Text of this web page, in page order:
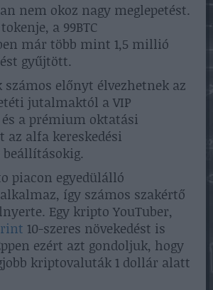
nem okoz nagy meglepetést.
a 99BTC
már több mint 1,5 millió
gyűjtött.
előnyt élvezhetnek az
jutalmaktól a VIP
a prémium oktatási
alfa kereskedési
piacon egyedülálló
így számos szakértő
Egy kripto YouTuber,
10-szeres növekedést is
ezért azt gondoljuk, hogy
kriptovaluták 1 dollár alatt